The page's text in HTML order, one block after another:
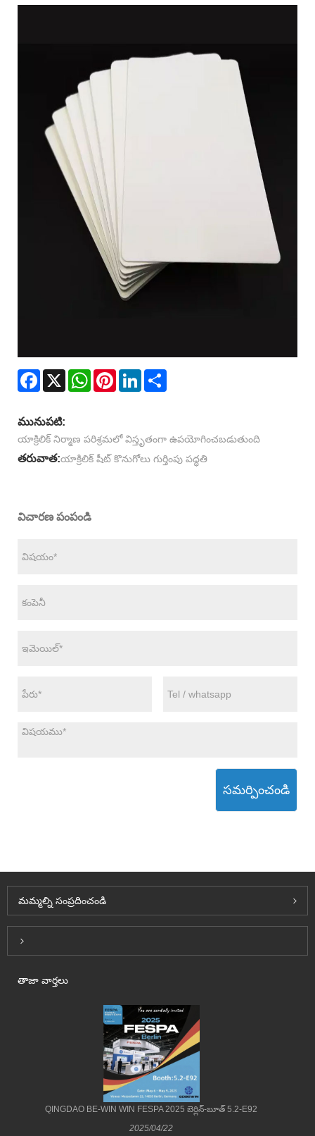
Facebook
X WhatsApp
PinterestLinkedIn
మునుపటి:
యాక్రిలిక్ నిర్మాణ పరిశ్రమలో విస్తృతంగా ఉపయోగించబడుతుంది
తరువాత:యాక్రిలిక్ షీట్ కొనుగోలు గుర్తింపు పద్ధతి
విచారణ పంపండి
సమర్పించండి
మమ్మల్ని సంప్రదించండి
Inquiry For Pricelist
తాజా వార్తలు
QINGDAO BE-WIN WIN FESPA 2025 బెర్లిన్-బూత్ 5.2-E92
2025/04/22